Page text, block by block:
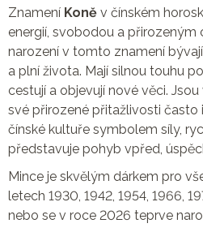
Znamení Koně v čínském
energií, svobodou a přirozeným
narození v tomto znamení
a plní života. Mají silnou touhu
cestují a objevují nové věci.
své přirozené přitažlivosti často
čínské kultuře symbolem síly,
představuje pohyb vpřed,
Mince je skvělým dárkem pro
letech 1930, 1942, 1954, 1966,
nebo se v roce 2026 teprve